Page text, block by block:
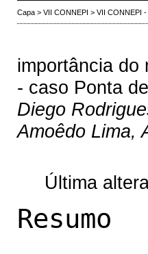
Capa> VII CONNEPI > VII CONNEPI
importância do
- caso Ponta
Diego
Amoêdo Lima,
Última
Resumo